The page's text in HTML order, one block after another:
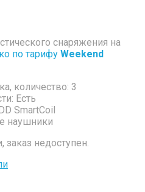
снаряжения на
по тарифу Weekend
количество: 3
Есть
SmartCoil
наушники
заказ недоступен.